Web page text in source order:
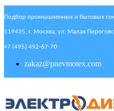
Подбор промышленных и бытовых
119435, г. Москва, ул. Малая
+7 (495) 492-67-70
zakaz@pnevmotex.com